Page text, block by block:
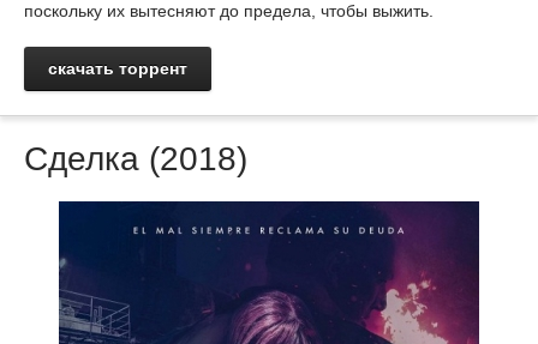
поскольку их вытесняют до предела, чтобы выжить.
скачать торрент
Cделка (2018)